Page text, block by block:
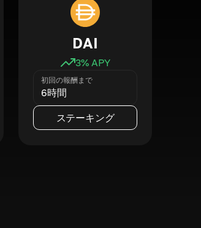
DAI
3% APY
初回の報酬まで
6時間
ステーキング